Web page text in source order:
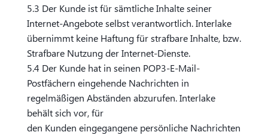
5.3 Der Kunde ist für sämtliche Inhalte seiner
Internet-Angebote selbst verantwortlich. Interlake
übernimmt keine Haftung für strafbare Inhalte, bzw.
Strafbare Nutzung der Internet-Dienste.
5.4 Der Kunde hat in seinen POP3-E-Mail-
Postfächern eingehende Nachrichten in
regelmäßigen Abständen abzurufen. Interlake
behält sich vor, für
den Kunden eingegangene persönliche Nachrichten